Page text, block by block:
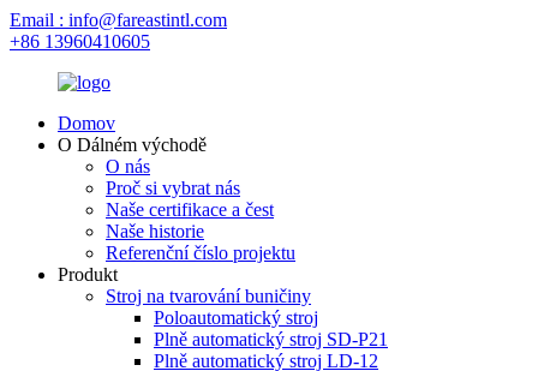
Email : info@fareastintl.com
+86 13960410605
Domov
O Dálném východě
O nás
Proč si vybrat nás
Naše certifikace a čest
Naše historie
Referenční číslo projektu
Produkt
Stroj na tvarování buničiny
Poloautomatický stroj
Plně automatický stroj SD-P21
Plně automatický stroj LD-12